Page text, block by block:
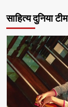
साहित्य दुनिया टीम